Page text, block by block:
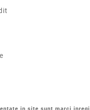
in site sunt marci